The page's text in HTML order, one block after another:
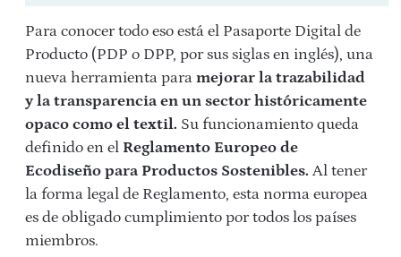
Para conocer todo eso está el Pasaporte Digital de
Producto (PDP o DPP, por sus siglas en inglés), una
nueva herramienta para mejorar la trazabilidad
y la transparencia en un sector históricamente
opaco como el textil. Su funcionamiento queda
definido en el Reglamento Europeo de
Ecodiseño para Productos Sostenibles. Al tener
la forma legal de Reglamento, esta norma europea
es de obligado cumplimiento por todos los países
miembros.